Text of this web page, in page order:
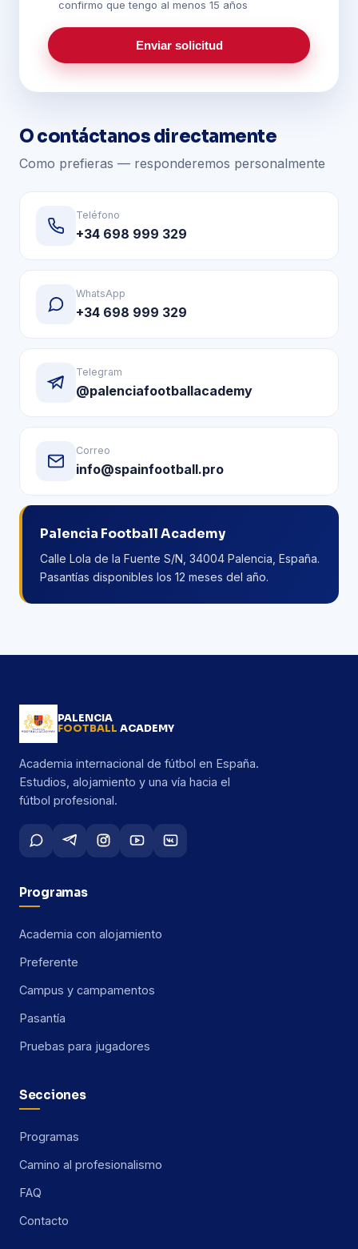
confirmo que tengo al menos 15 años
Enviar solicitud
O contáctanos directamente
Como prefieras — responderemos personalmente
Teléfono
+34 698 999 329
WhatsApp
+34 698 999 329
Telegram
@palenciafootballacademy
Correo
info@spainfootball.pro
Palencia Football Academy
Calle Lola de la Fuente S/N, 34004 Palencia, España.
Pasantías disponibles los 12 meses del año.
PALENCIA
FOOTBALL ACADEMY
Academia internacional de fútbol en España.
Estudios, alojamiento y una vía hacia el
fútbol profesional.
Programas
Academia con alojamiento
Preferente
Campus y campamentos
Pasantía
Pruebas para jugadores
Secciones
Programas
Camino al profesionalismo
FAQ
Contacto